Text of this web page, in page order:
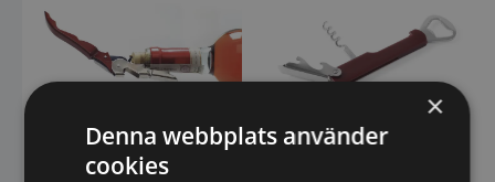
Kyparkorkskruv från Hendi
120 mm
×
Denna webbplats använder
cookies